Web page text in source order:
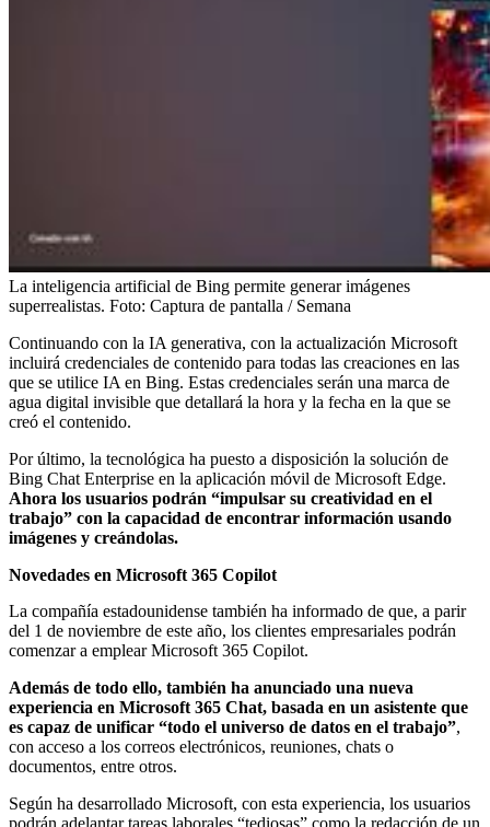
La inteligencia artificial de Bing permite generar imágenes
superrealistas. Foto: Captura de pantalla / Semana
Continuando con la IA generativa, con la actualización Microsoft
incluirá credenciales de contenido para todas las creaciones en las
que se utilice IA en Bing. Estas credenciales serán una marca de
agua digital invisible que detallará la hora y la fecha en la que se
creó el contenido.
Por último, la tecnológica ha puesto a disposición la solución de
Bing Chat Enterprise en la aplicación móvil de Microsoft Edge.
Ahora los usuarios podrán “impulsar su creatividad en el
trabajo” con la capacidad de encontrar información usando
imágenes y creándolas.
Novedades en Microsoft 365 Copilot
La compañía estadounidense también ha informado de que, a parir
del 1 de noviembre de este año, los clientes empresariales podrán
comenzar a emplear Microsoft 365 Copilot.
Además de todo ello, también ha anunciado una nueva
experiencia en Microsoft 365 Chat, basada en un asistente que
es capaz de unificar “todo el universo de datos en el trabajo”,
con acceso a los correos electrónicos, reuniones, chats o
documentos, entre otros.
Según ha desarrollado Microsoft, con esta experiencia, los usuarios
podrán adelantar tareas laborales “tediosas” como la redacción de un